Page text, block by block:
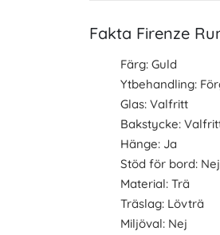
Fakta Firenze
Färg: Guld
Ytbehandling:
Glas: Valfritt
Bakstycke:
Hänge: Ja
Stöd för bord: Nej
Material: Trä
Träslag: Lövträ
Miljöval: Nej